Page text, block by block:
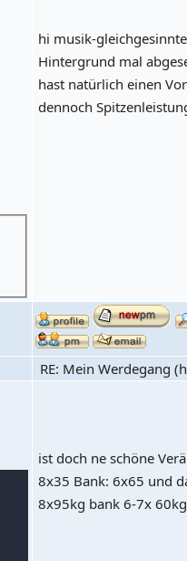
hi musik-
Hintergrund mal
hast natürlich einen
dennoch
RE: Mein Werdegang
ist doch ne schöne
8x35 Bank: 6x65 und
8x95kg bank 6-7x